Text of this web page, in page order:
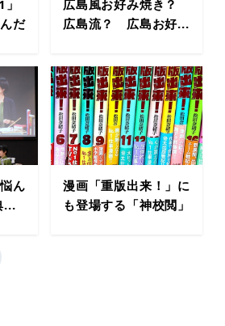
だ
広島風お好み焼き？
広島流？ 広島お好...
ん
...
漫画「重版出来！」に
も登場する「神校閲」